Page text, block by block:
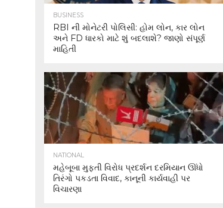
BUSINESS
RBI ની મોનેટરી પોલિસી: હોમ લોન, કાર લોન
અને FD ધારકો માટે શું બદલાશે? જાણો સંપૂર્ણ
માહિતી
NATIONAL
મહેબૂબા મુફ્તી વિરોધ પ્રદર્શન દરમિયાન ઊંધો
તિરંગો પકડતા વિવાદ, કાનૂની કાર્યવાહી પર
વિચારણા